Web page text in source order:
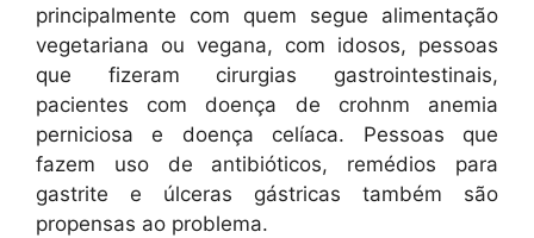
principalmente com quem segue alimentação
vegetariana ou vegana, com idosos, pessoas
que fizeram cirurgias gastrointestinais,
pacientes com doença de crohnm anemia
perniciosa e doença celíaca. Pessoas que
fazem uso de antibióticos, remédios para
gastrite e úlceras gástricas também são
propensas ao problema.